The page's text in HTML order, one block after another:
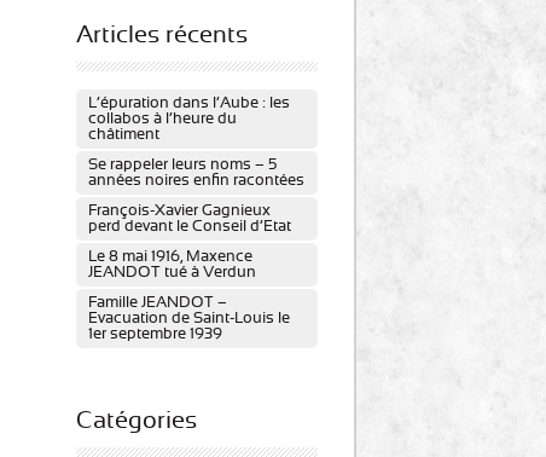
Articles récents
L’épuration dans l’Aube : les
collabos à l’heure du
châtiment
Se rappeler leurs noms – 5
années noires enfin racontées
François-Xavier Gagnieux
perd devant le Conseil d’Etat
Le 8 mai 1916, Maxence
JEANDOT tué à Verdun
Famille JEANDOT –
Evacuation de Saint-Louis le
1er septembre 1939
Catégories